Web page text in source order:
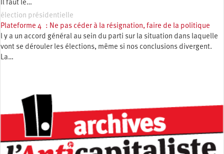
Il faut le…
élection présidentielle
Plateforme 4 : Ne pas céder à la résignation, faire de la politique
l y a un accord général au sein du parti sur la situation dans laquelle
vont se dérouler les élections, même si nos conclusions divergent.
La…